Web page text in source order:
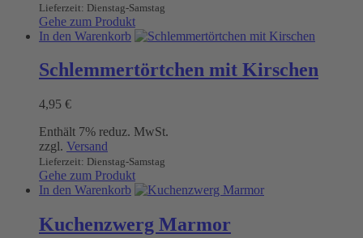
Lieferzeit: Dienstag-Samstag
Gehe zum Produkt
In den Warenkorb
Schlemmertörtchen mit Kirschen
4,95 €
Enthält 7% reduz. MwSt.
zzgl. Versand
Lieferzeit: Dienstag-Samstag
Gehe zum Produkt
In den Warenkorb
Kuchenzwerg Marmor